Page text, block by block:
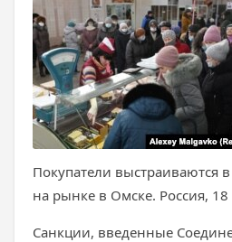
Покупатели выстраиваются
на рынке в Омске. Россия,
Санкции, введенные